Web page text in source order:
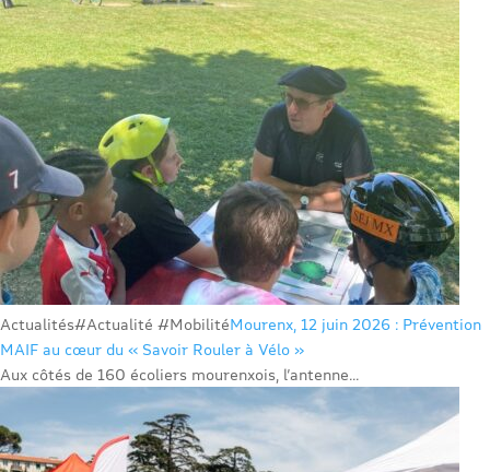
Actualités#Actualité #MobilitéMourenx, 12 juin 2026 : Prévention
MAIF au cœur du « Savoir Rouler à Vélo »
Aux côtés de 160 écoliers mourenxois, l’antenne...